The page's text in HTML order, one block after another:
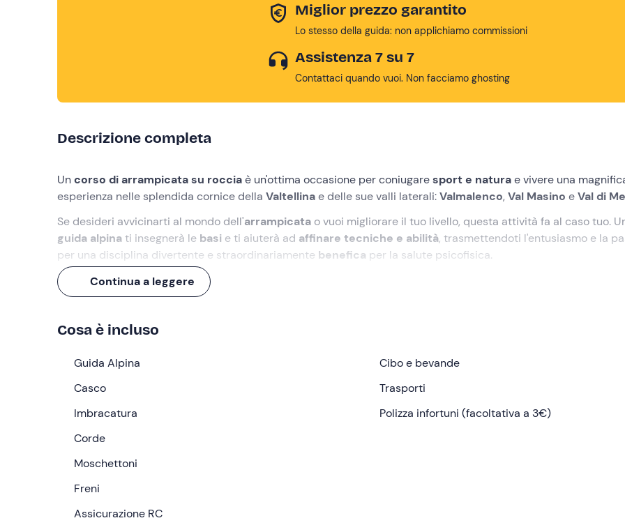
Miglior prezzo garantito
Lo stesso della guida: non applichiamo commissioni
Assistenza 7 su 7
Contattaci quando vuoi. Non facciamo ghosting
Descrizione completa
Uncorso di arrampicata su rocciaè un'ottima occasione per coniugaresport e naturae vivere una
esperienza nelle splendida cornice della Valtellinae delle sue valli laterali:Valmalenco, Val Masino eVal di
Se desideri avvicinarti al mondo dell'arrampicata o vuoi migliorare il tuo livello, questa attività fa al caso tuo.
guida alpinati insegnerà le basi e ti aiuterà ad affinare tecniche e abilità, trasmettendoti l'entusiasmo e la
per una disciplina divertente e straordinariamente benefica per la salute psicofisica.
Il
corso di 6 oreviene modellato sulle esigenze di ognuno ed è focalizzato su tre elementi:
progressione,metodi di sicurezza
Alla fine dell'esperienza avrai acquisito sicurezza e non vedrai l'ora di affrontare le prossime scalate!
Cosa faremo
Caspoggio (SO) . Da lì raggiungeremo una delle tante località adatte al
dalla guida in base alle condizioni meteo e alle caratteristiche del gruppo: dallaValtellinaallaVal Masino
verranno fornite
concetti chiave dell'arrampicata
nodologiadi base e specifica.
Continua a leggere
Cosa è incluso
Guida Alpina
Casco
Imbracatura
Corde
Moschettoni
Freni
Assicurazione RC
Cibo e bevande
Trasporti
Polizza infortuni (facoltativa a 3€)